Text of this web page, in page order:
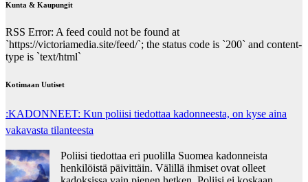
Kunta & Kaupungit
RSS Error: A feed could not be found at
`https://victoriamedia.site/feed/`; the status code is `200` and content-
type is `text/html`
Kotimaan Uutiset
:KADONNEET: Kun poliisi tiedottaa kadonneesta, on kyse aina
vakavasta tilanteesta
Poliisi tiedottaa eri puolilla Suomea kadonneista
henkilöistä päivittäin. Välillä ihmiset ovat olleet